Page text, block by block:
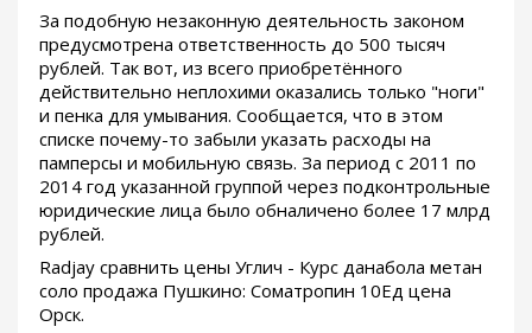
За подобную незаконную деятельность законом
предусмотрена ответственность до 500 тысяч
рублей. Так вот, из всего приобретённого
действительно неплохими оказались только "ноги"
и пенка для умывания. Сообщается, что в этом
списке почему-то забыли указать расходы на
памперсы и мобильную связь. За период с 2011 по
2014 год указанной группой через подконтрольные
юридические лица было обналичено более 17 млрд
рублей.
Radjay сравнить цены Углич - Курс данабола метан
соло продажа Пушкино: Cоматропин 10Ед цена
Орск.